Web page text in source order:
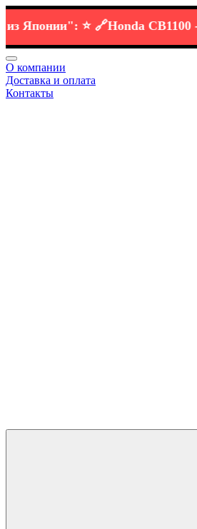
⭐️ 🔗 Honda CB1100 -525
О компании
Доставка и оплата
Контакты